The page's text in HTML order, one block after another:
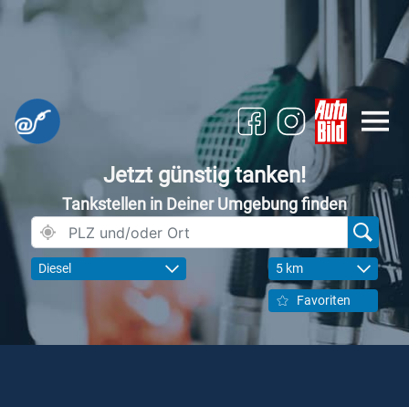
Jetzt günstig tanken!
Tankstellen in Deiner Umgebung finden
Diesel 5 km
Favoriten